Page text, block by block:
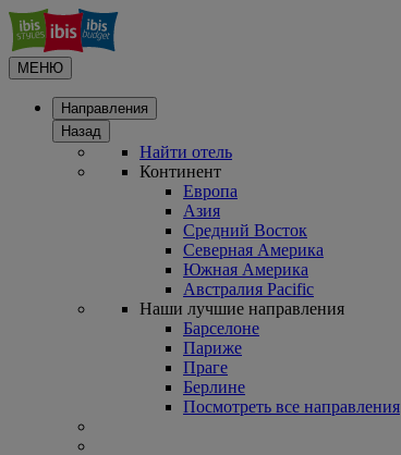
МЕНЮ
Направления
Назад
Найти отель
Континент
Европа
Азия
Средний Восток
Северная Америка
Южная Америка
Австралия Pacific
Наши лучшие направления
Барселоне
Париже
Праге
Берлине
Посмотреть все направления